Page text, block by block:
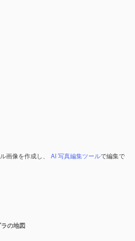
画像を作成し、 AI 写真編集ツールで編集で
の地図